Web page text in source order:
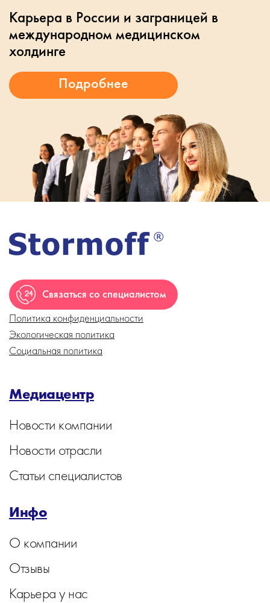
Карьера в России и заграницей в
международном медицинском
холдинге
Связаться со специалистом
Политика конфиденциальности
Экологическая политика
Социальная политика
Медиацентр
Новости компании
Новости отрасли
Статьи специалистов
Инфо
О компании
Отзывы
Карьера у нас